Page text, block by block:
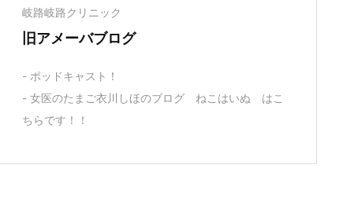
岐路岐路クリニック
旧アメーバブログ
- ポッドキャスト！
- 女医のたまご衣川しほのブログ ねこはいぬ はこ
ちらです！！